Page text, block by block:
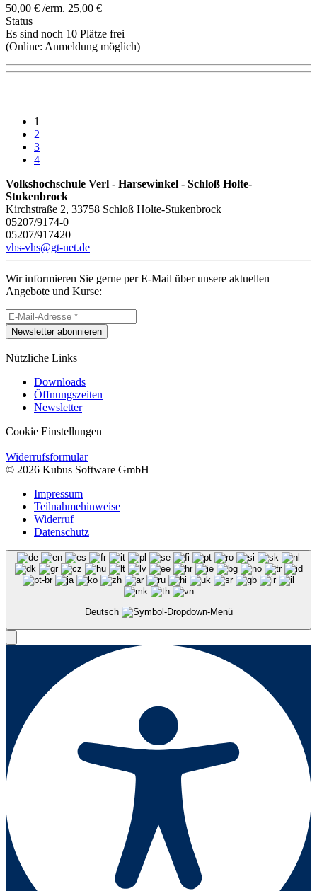
50,00 € /erm. 25,00 €
Status
Es sind noch 10 Plätze frei
(Online: Anmeldung möglich)
1
2
3
4
Volkshochschule Verl - Harsewinkel - Schloß Holte-
Stukenbrock
Kirchstraße 2, 33758 Schloß Holte-Stukenbrock
05207/9174-0
05207/917420
vhs-vhs@gt-net.de
Wir informieren Sie gerne per E-Mail über unsere aktuellen
Angebote und Kurse:
Newsletter abonnieren
Nützliche Links
Downloads
Öffnungszeiten
Newsletter
Cookie Einstellungen
Widerrufsformular
© 2026 Kubus Software GmbH
Impressum
Teilnahmehinweise
Widerruf
Datenschutz
Deutsch